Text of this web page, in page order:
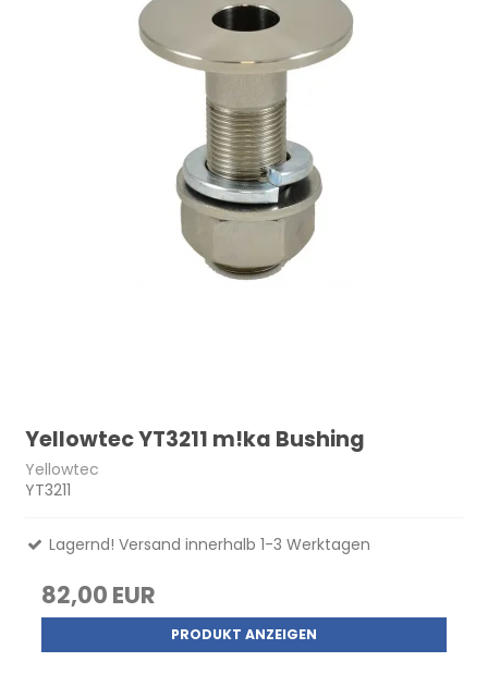
Yellowtec YT3211 m!ka Bushing
Yellowtec
YT3211
Lagernd! Versand innerhalb 1-3 Werktagen
82,00 EUR
PRODUKT ANZEIGEN